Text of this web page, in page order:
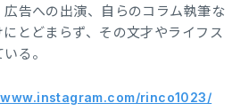
広告への出演、自らのコラム執筆な
とどまらず、その文才やライフス
る。
rinco1023/